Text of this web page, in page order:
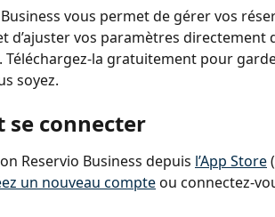
vous permet de gérer vos
d’ajuster vos paramètres directement
la gratuitement pour
soyez.
se connecter
Reservio Business depuis l’App Store
un nouveau compte ou connectez-